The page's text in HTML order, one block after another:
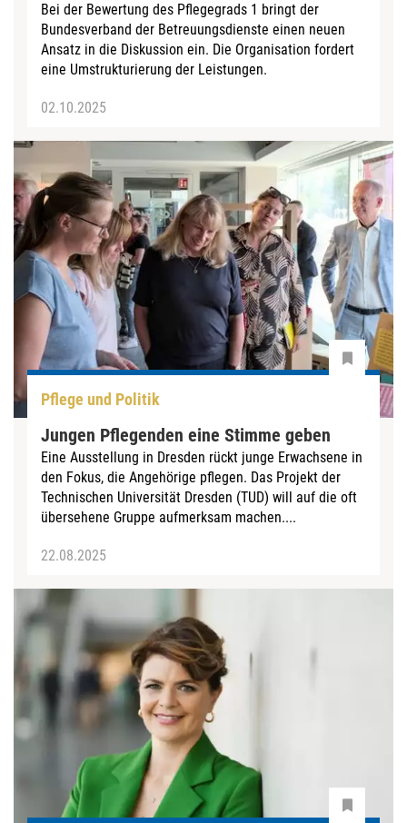
Bei der Bewertung des Pflegegrads 1 bringt der
Bundesverband der Betreuungsdienste einen neuen
Ansatz in die Diskussion ein. Die Organisation fordert
eine Umstrukturierung der Leistungen.
02.10.2025
Pflege und Politik
Jungen Pflegenden eine Stimme geben
Eine Ausstellung in Dresden rückt junge Erwachsene in
den Fokus, die Angehörige pflegen. Das Projekt der
Technischen Universität Dresden (TUD) will auf die oft
übersehene Gruppe aufmerksam machen....
22.08.2025